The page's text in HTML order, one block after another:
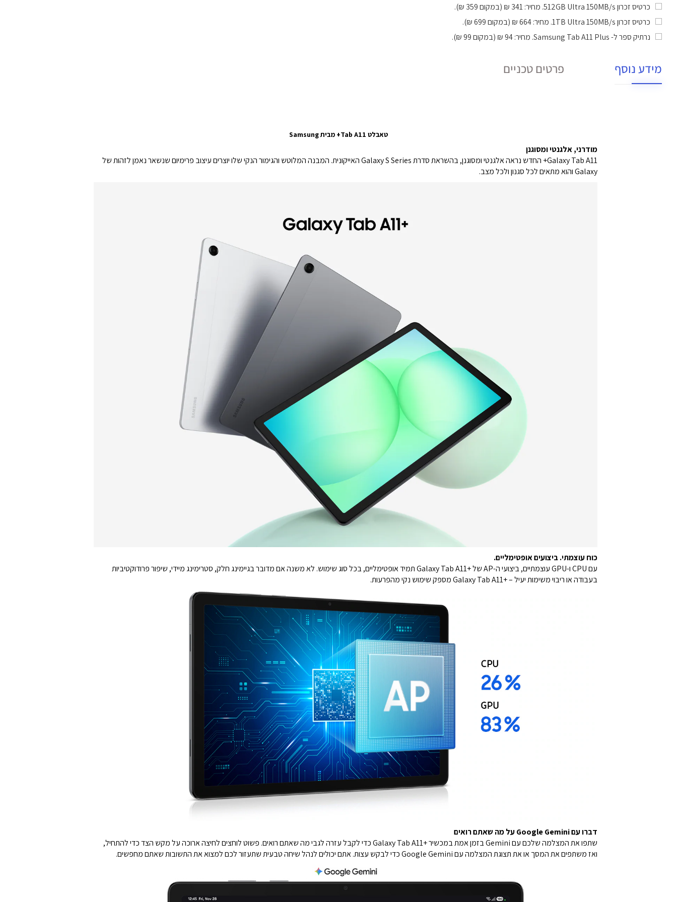
כרטיס זכרון 512GB Ultra 150MB/s
. מחיר: 341 ₪ (במקום 359 ₪).
כרטיס זכרון 1TB Ultra 150MB/s
. מחיר: 664 ₪ (במקום 699 ₪).
נרתיק ספר ל- Samsung Tab A11 Plus
. מחיר: 94 ₪ (במקום 99 ₪).
מידע נוסף פרטים טכניים
טאבלט Tab A11+ מבית Samsung
מודרני, אלגנטי ומסוגנן
Galaxy Tab A11+ החדש נראה אלגנטי ומסוגנן, בהשראת סדרת Galaxy S Series האייקונית. המבנה המלוטש והגימור הנקי שלו יוצרים עיצוב פרימיום שנשאר נאמן לזהות של
Galaxy והוא מתאים לכל סגנון ולכל מצב.
כוח עוצמתי. ביצועים אופטימליים.
עם CPU ו-GPU עוצמתיים, ביצועי ה-AP של +Galaxy Tab A11 תמיד אופטימליים, בכל סוג שימוש.
לא משנה אם מדובר בגיימינג חלק, סטרימינג מיידי, שיפור פרודוקטיביות
בעבודה או ריבוי משימות יעיל – +Galaxy Tab A11 מספק שימוש נקי מהפרעות.
דברו עם Google Gemini על מה שאתם רואים
שתפו את המצלמה שלכם עם Gemini בזמן אמת במכשיר +Galaxy Tab A11 כדי לקבל עזרה לגבי מה שאתם רואים. פשוט לוחצים לחיצה ארוכה על מקש הצד כדי להתחיל,
ואז משתפים את המסך או את תצוגת המצלמה עם Google Gemini כדי לבקש עצות. אתם יכולים לנהל שיחה טבעית שתעזור לכם למצוא את התשובות שאתם מחפשים.